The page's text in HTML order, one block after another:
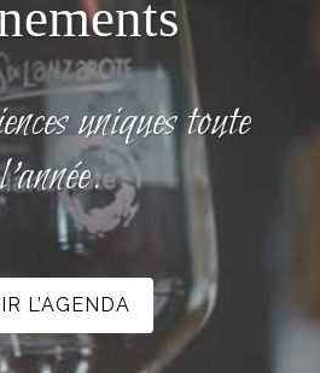
uniques toute
L’AGENDA